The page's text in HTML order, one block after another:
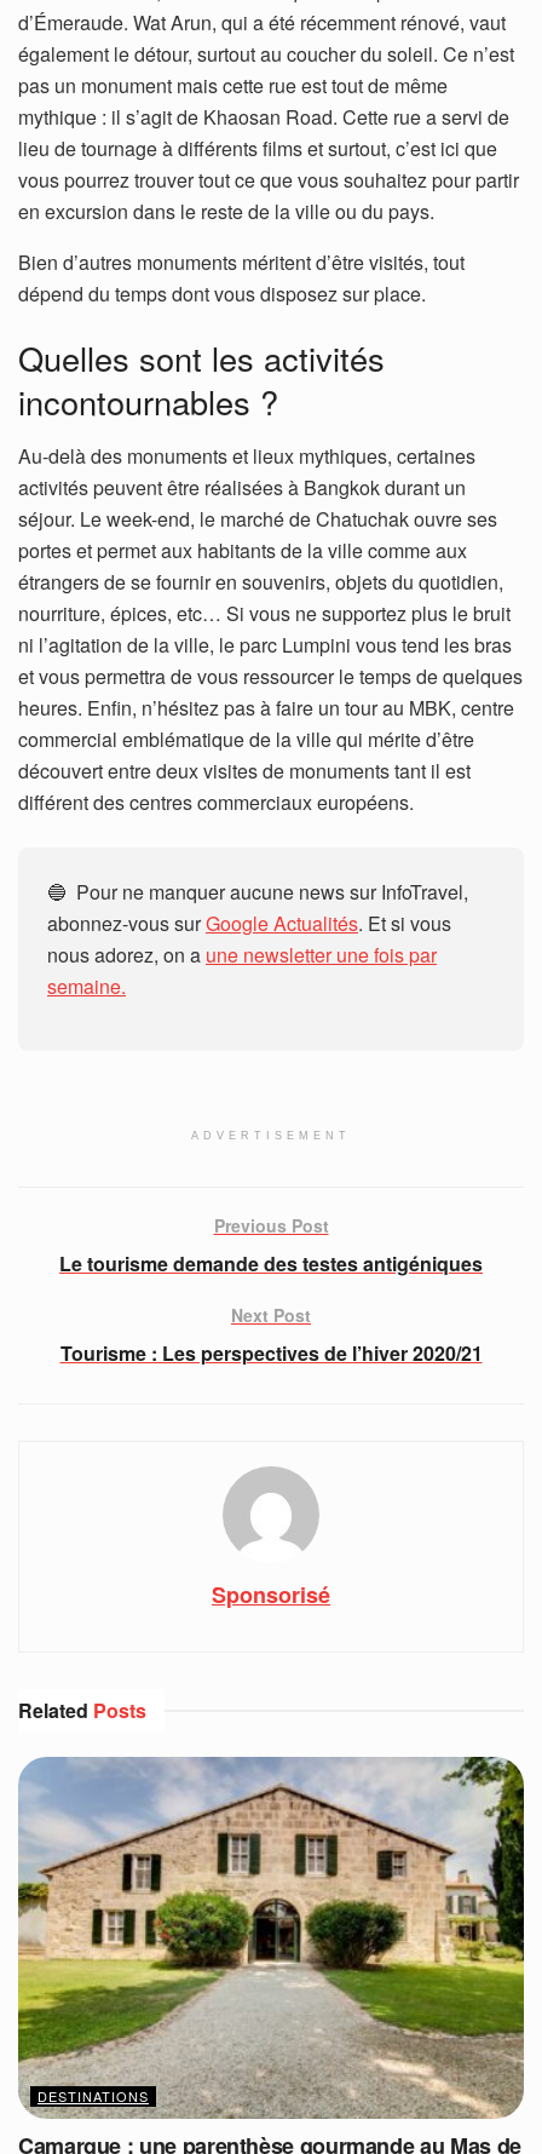
d’Émeraude. Wat Arun, qui a été récemment rénové, vaut
également le détour, surtout au coucher du soleil. Ce n’est
pas un monument mais cette rue est tout de même
mythique : il s’agit de Khaosan Road. Cette rue a servi de
lieu de tournage à différents films et surtout, c’est ici que
vous pourrez trouver tout ce que vous souhaitez pour partir
en excursion dans le reste de la ville ou du pays.
Bien d’autres monuments méritent d’être visités, tout
dépend du temps dont vous disposez sur place.
Quelles sont les activités
incontournables ?
Au-delà des monuments et lieux mythiques, certaines
activités peuvent être réalisées à Bangkok durant un
séjour. Le week-end, le marché de Chatuchak ouvre ses
portes et permet aux habitants de la ville comme aux
étrangers de se fournir en souvenirs, objets du quotidien,
nourriture, épices, etc… Si vous ne supportez plus le bruit
ni l’agitation de la ville, le parc Lumpini vous tend les bras
et vous permettra de vous ressourcer le temps de quelques
heures. Enfin, n’hésitez pas à faire un tour au MBK, centre
commercial emblématique de la ville qui mérite d’être
découvert entre deux visites de monuments tant il est
différent des centres commerciaux européens.
🔵 Pour ne manquer aucune news sur InfoTravel,
abonnez-vous surGoogle Actualités. Et si vous
nous adorez, on a une newsletter une fois par
semaine.
ADVERTISEMENT
Previous Post
Le tourisme demande des testes antigéniques
Next Post
Tourisme : Les perspectives de l’hiver 2020/21
Sponsorisé
Related Posts
DESTINATIONS
Camargue : une parenthèse gourmande au Mas de